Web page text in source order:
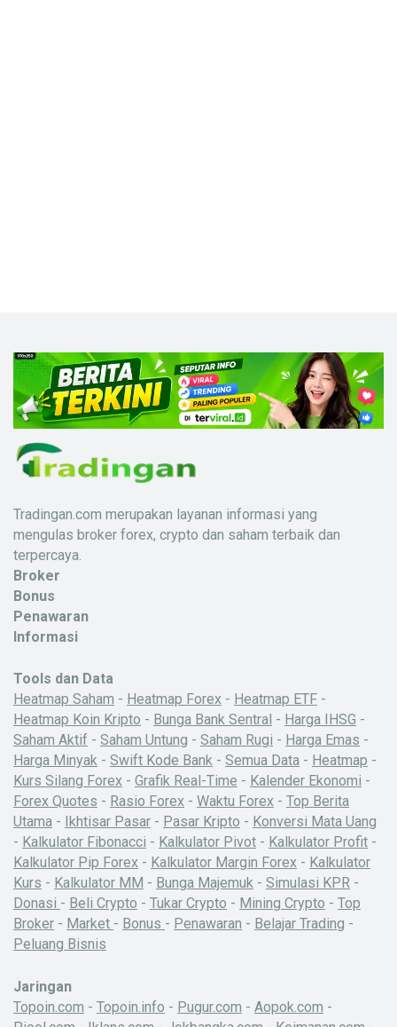
Tradingan.com merupakan layanan informasi yang
mengulas broker forex, crypto dan saham terbaik dan
terpercaya.
Broker
Bonus
Penawaran
Informasi
Tools dan Data
Heatmap Saham - Heatmap Forex - Heatmap ETF -
Heatmap Koin Kripto - Bunga Bank Sentral - Harga IHSG -
Saham Aktif - Saham Untung - Saham Rugi - Harga Emas -
Harga Minyak - Swift Kode Bank - Semua Data - Heatmap -
Kurs Silang Forex - Grafik Real-Time - Kalender Ekonomi -
Forex Quotes - Rasio Forex - Waktu Forex - Top Berita
Utama - Ikhtisar Pasar - Pasar Kripto - Konversi Mata Uang
- Kalkulator Fibonacci - Kalkulator Pivot - Kalkulator Profit -
Kalkulator Pip Forex - Kalkulator Margin Forex - Kalkulator
Kurs - Kalkulator MM - Bunga Majemuk - Simulasi KPR -
Donasi - Beli Crypto - Tukar Crypto - Mining Crypto - Top
Broker - Market - Bonus - Penawaran - Belajar Trading -
Peluang Bisnis
Jaringan
Topoin.com - Topoin.info - Pugur.com - Aopok.com -